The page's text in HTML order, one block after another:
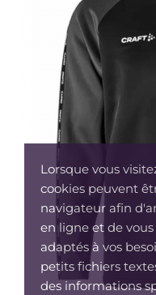
Lorsque vous
cookies peuvent
navigateur afin
en ligne et de
adaptés à vos
petits fichiers
des informations